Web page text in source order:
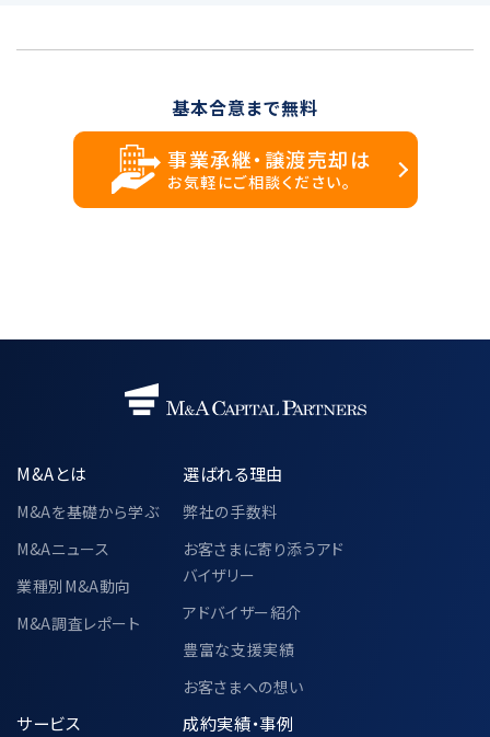
基本合意まで無料
事業承継・譲渡売却は
お気軽にご相談ください。
M&Aとは
M&Aを基礎から学ぶ
M&Aニュース
業種別M&A動向
M&A調査レポート
選ばれる理由
弊社の手数料
お客さまに寄り添うアド
バイザリー
アドバイザー紹介
豊富な支援実績
お客さまへの想い
サービス 成約実績・事例